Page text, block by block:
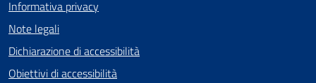
Informativa privacy
Note legali
Dichiarazione di accessibilità
Obiettivi di accessibilità